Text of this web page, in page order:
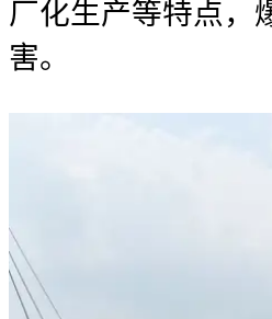
厂化生产等特点，
害。